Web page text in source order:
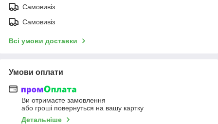
Самовивіз
Самовивіз
Всі умови доставки
Умови оплати
Ви отримаєте замовлення
або гроші повернуться на вашу картку
Детальніше